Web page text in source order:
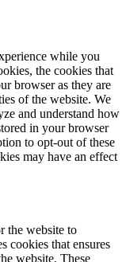
while you
the cookies that
browser as they are
of the website. We
and understand how
in your browser
to opt-out of these
may have an effect
the website to
cookies that ensures
website. These